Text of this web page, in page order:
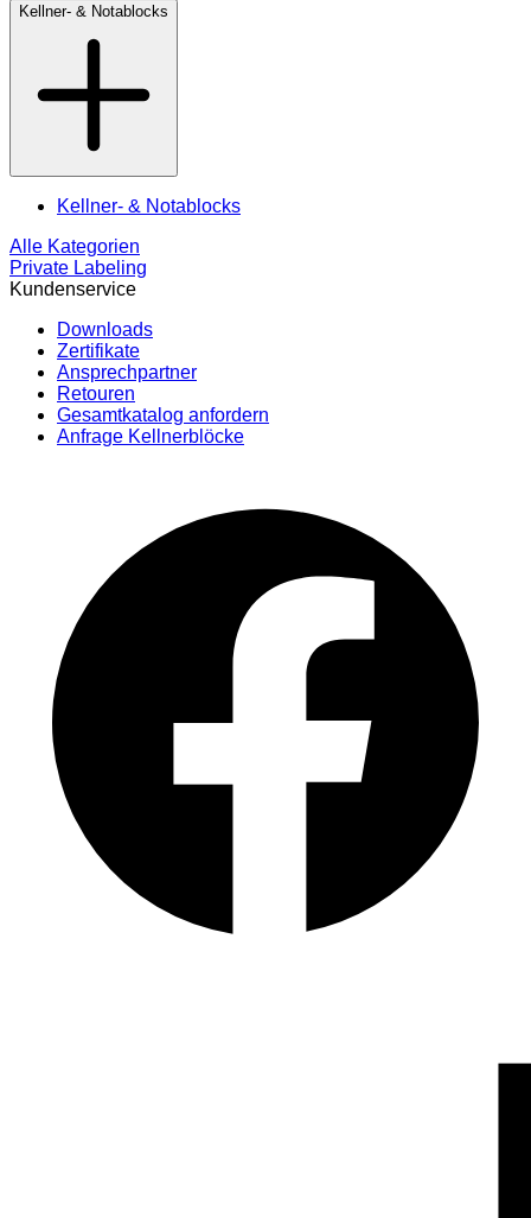
Kellner- & Notablocks
Kellner- & Notablocks
Alle Kategorien
Private Labeling
Kundenservice
Downloads
Zertifikate
Ansprechpartner
Retouren
Gesamtkatalog anfordern
Anfrage Kellnerblöcke